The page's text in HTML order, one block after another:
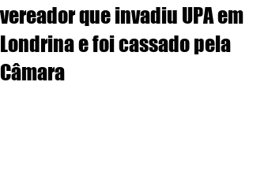
vereador que invadiu UPA em
Londrina e foi cassado pela
Câmara